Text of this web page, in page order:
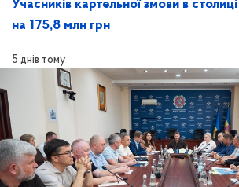
Учасників картельної змови в
на 175,8 млн грн
5 днів тому